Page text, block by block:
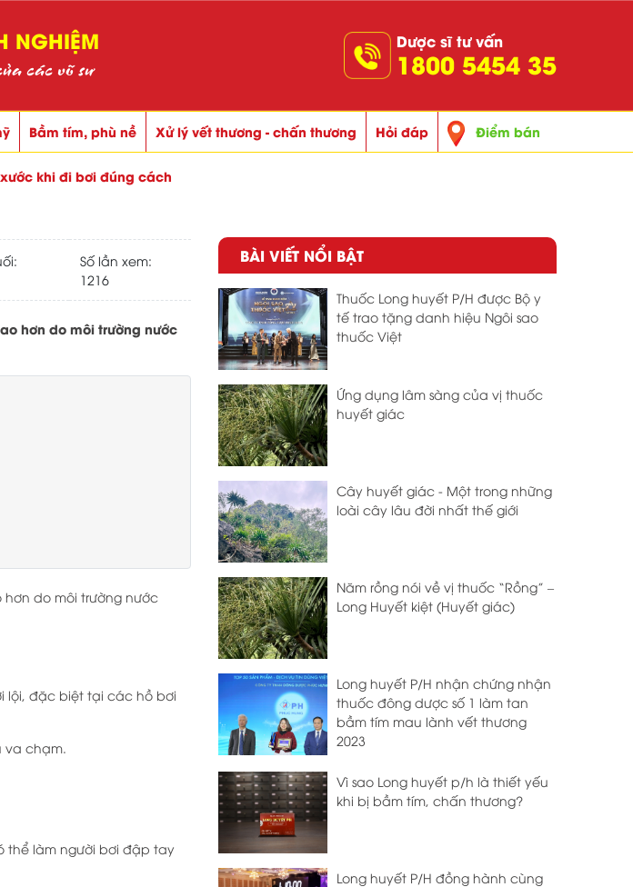
NGHIỆM
các võ sư
Dược sĩ tư vấn
1800 5454 35
Bầm tím, phù nề Xử lý vết thương - chấn thương Hỏi đáp Điểm bán
khi đi bơi đúng cách
Số lần xem:
1216
hơn do môi trường nước
hơn do môi trường nước
lội, đặc biệt tại các hồ bơi
va chạm.
thể làm người bơi đập tay
BÀI VIẾT NỔI BẬT
Thuốc Long huyết P/H được Bộ y
tế trao tặng danh hiệu Ngôi sao
thuốc Việt
Ứng dụng lâm sàng của vị thuốc
huyết giác
Cây huyết giác - Một trong những
loài cây lâu đời nhất thế giới
Năm rồng nói về vị thuốc “Rồng” –
Long Huyết kiệt (Huyết giác)
Long huyết P/H nhận chứng nhận
thuốc đông dược số 1 làm tan
bầm tím mau lành vết thương
2023
Vì sao Long huyết p/h là thiết yếu
khi bị bầm tím, chấn thương?
Long huyết P/H đồng hành cùng